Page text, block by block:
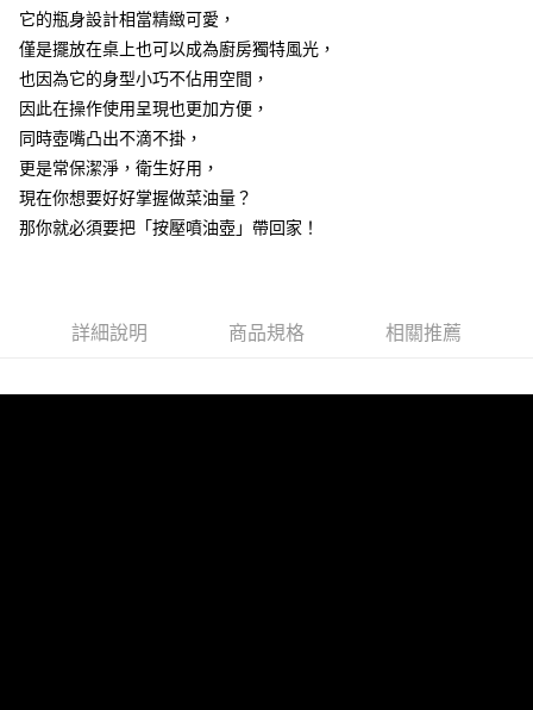
後付繳納相關費用。
※ 交易是否成功請以「AFTEE先享後付 」之結帳頁面顯示為準，若有關於
是否繳費成功／繳費後需取消欲退款等相關疑問，請聯繫「AFTEE先享後付
客戶支援中心」
https://netprotections.freshdesk.com/support/home
【注意事項】
１．透過由恩沛科技股份有限公司提供之「AFTEE先享後付」服務完成之交
易，需依本服務之必要範圍內提供個人資料，並將交易相關給付款項請求債
權轉讓予恩沛科技股份有限公司。
２．關於個人資料處理事宜，請瀏覽以下網址：
４．使用「AFTEE先享後付」時，將依據個別帳號之用戶狀況，依本公司即
５．嚴禁一人註冊多個帳號或使用他人資訊註冊。若發現惡意使用之情形，
宅配
每筆NT$100，滿NT$799(含以上)免運費
離島宅配
每筆NT$150
它的瓶身設計相當精緻可愛，
僅是擺放在桌上也可以成為廚房獨特風光，
也因為它的身型小巧不佔用空間，
因此在操作使用呈現也更加方便，
同時壺嘴凸出不滴不掛，
更是常保潔淨，衛生好用，
現在你想要好好掌握做菜油量？
那你就必須要把「按壓噴油壺」帶回家！
詳細說明 商品規格 相關推薦